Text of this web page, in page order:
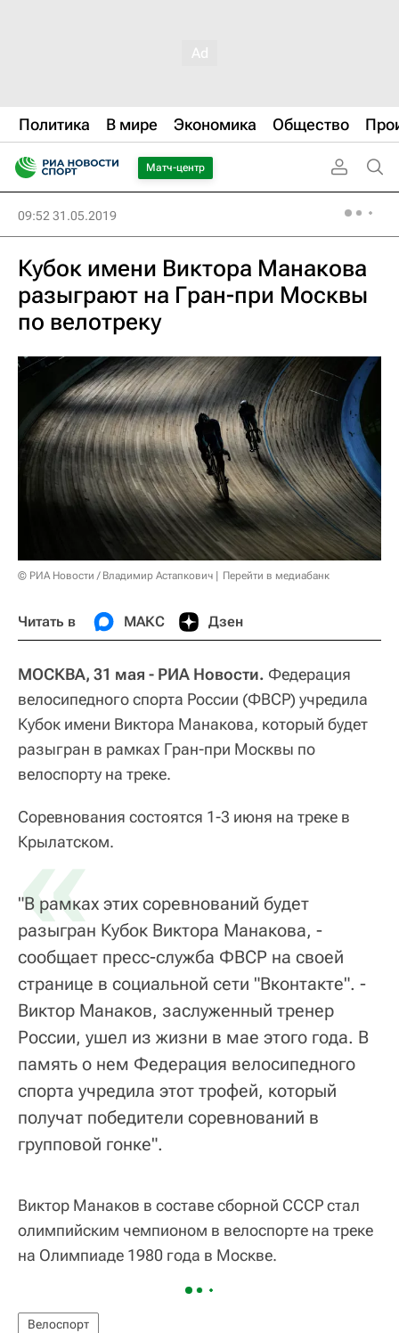
Политика В мире Экономика Общество
Матч-центр
09:52 31.05.2019
Кубок имени Виктора Манакова
разыграют на Гран-при Москвы
по велотреку
© РИА Новости / Владимир Астапкович Перейти в медиабанк
Читать в МАКС Дзен
МОСКВА, 31 мая - РИА Новости. Федерация
велосипедного спорта России (ФВСР) учредила
Кубок имени Виктора Манакова, который будет
разыгран в рамках Гран-при Москвы по
велоспорту на треке.
Соревнования состоятся 1-3 июня на треке в
Крылатском.
«
"В рамках этих соревнований будет
разыгран Кубок Виктора Манакова, -
сообщает пресс-служба ФВСР на своей
странице в социальной сети "Вконтакте". -
Виктор Манаков, заслуженный тренер
России, ушел из жизни в мае этого года. В
память о нем Федерация велосипедного
спорта учредила этот трофей, который
получат победители соревнований в
групповой гонке".
Виктор Манаков в составе сборной СССР стал
олимпийским чемпионом в велоспорте на треке
на Олимпиаде 1980 года в Москве.
Велоспорт